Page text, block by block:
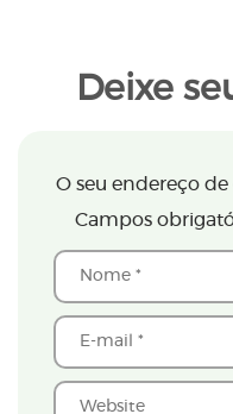
Deixe
O seu endereço
Campos